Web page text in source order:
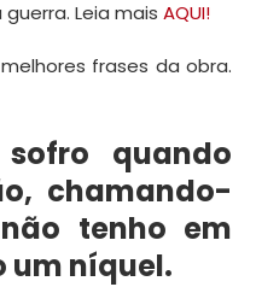
Leia mais AQUI!
frases da obra.
quando
chamando-
tenho em
um níquel.